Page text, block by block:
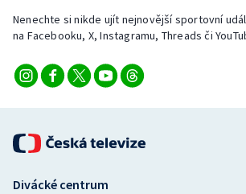
Nenechte si nikde ujít nejnovější sportovní
na Facebooku, X, Instagramu, Threads či
Divácké centrum